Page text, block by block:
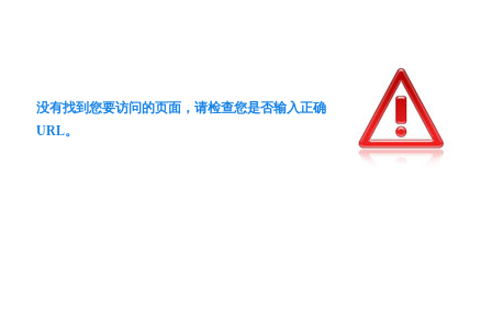
没有找到您要访问的页面，请检查您是否输入正确
URL。